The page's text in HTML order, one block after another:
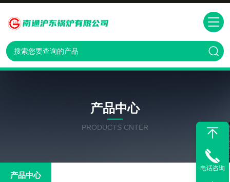
产品中心
PRODUCTS CNTER
产品中心
电话咨询